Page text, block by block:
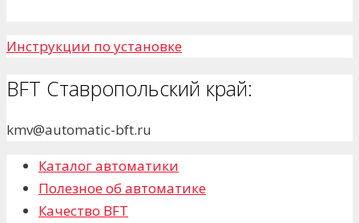
Инструкции по установке
BFT Ставропольский край:
kmv@automatic-bft.ru
Каталог автоматики
Полезное об автоматике
Качество BFT